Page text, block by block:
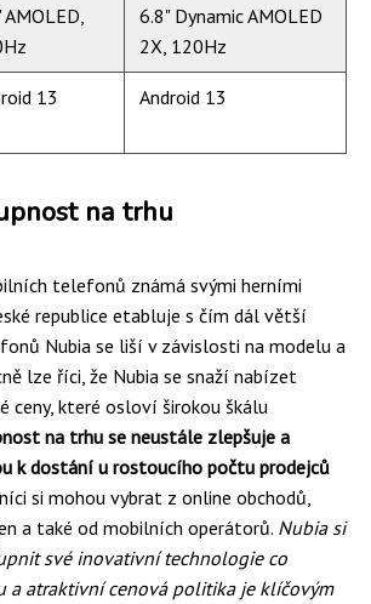
6.8" Dynamic AMOLED
2X, 120Hz
13 Android 13
na trhu
telefonů známá svými herními
republice etabluje s čím dál větší
Nubia se liší v závislosti na modelu a
lze říci, že Nubia se snaží nabízet
ceny, které osloví širokou škálu
na trhu se neustále zlepšuje a
k dostání u rostoucího počtu prodejců
si mohou vybrat z online obchodů,
a také od mobilních operátorů. Nubia si
své inovativní technologie co
a atraktivní cenová politika je klíčovým